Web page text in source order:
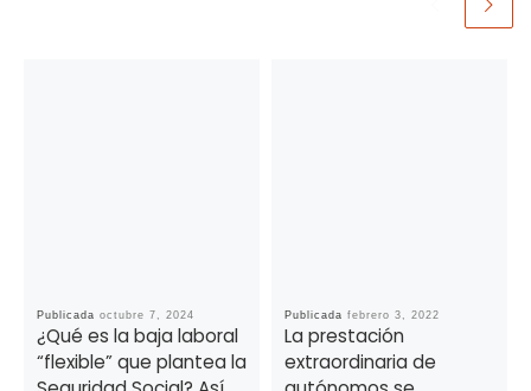
Publicada octubre 7, 2024
¿Qué es la baja laboral
“flexible” que plantea la
Publicada febrero 3, 2022
La prestación
extraordinaria de